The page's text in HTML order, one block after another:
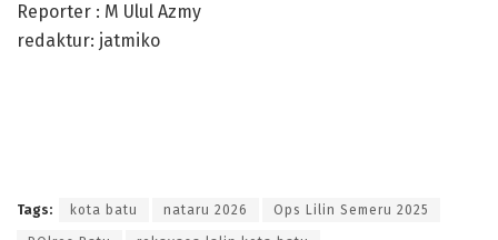
Reporter : M Ulul Azmy
redaktur: jatmiko
Tags: kota batu nataru 2026 Ops Lilin Semeru 2025